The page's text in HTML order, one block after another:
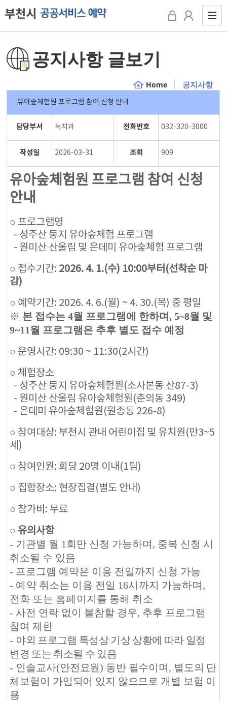
공지사항 글보기
Home 공지사항
유아숲체험원 프로그램 참여 신청 안내
담당부서 녹지과 전화번호 032-320-3000
작성일 2026-03-31 조회 909
유아숲체험원 프로그램 참여 신청
안내
○ 프로그램명
- 성주산 둥지 유아숲체험 프로그램
- 원미산 산울림 및 은데미 유아숲체험 프로그램
○ 접수기간: 2026. 4. 1.(수) 10:00부터(선착순 마
감)
○ 예약기간: 2026. 4. 6.(월) ~ 4. 30.(목) 중 평일
※ 본 접수는 4월 프로그램에 한하며, 5~8월 및
9~11월 프로그램은 추후 별도 접수 예정
○ 운영시간: 09:30 ~ 11:30(2시간)
○ 체험장소
- 성주산 둥지 유아숲체험원(소사본동 산87-3)
- 원미산 산울림 유아숲체험원(춘의동 349)
- 은데미 유아숲체험원(원종동 226-8)
○ 참여대상: 부천시 관내 어린이집 및 유치원(만3~5
세)
○ 참여인원: 회당 20명 이내(1팀)
○ 집합장소: 현장집결(별도 안내)
○ 참가비: 무료
○ 유의사항
- 기관별 월 1 회만 신청 가능하며 , 중복 신청 시
취소될 수 있음
- 프로그램 예약은 이용 전일까지 신청 가능
- 예약 취소는 이용 전일 16시까지 가능하며 ,
전화 또는 홈페이지를 통해 취소
- 사전 연락 없이 불참할 경우, 추후 프로그램
참여 제한
- 야외 프로그램 특성상 기상 상황에 따라 일정
변경 또는 취소될 수 있음
- 인솔교사(안전요원) 동반 필수이며 , 별도의 단
체보험이 가입되어 있지 않으므로 개별 보험 이
용